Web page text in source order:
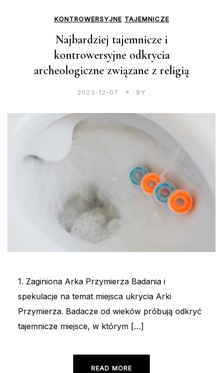
KONTROWERSYJNE TAJEMNICZE
Najbardziej tajemnicze i
kontrowersyjne odkrycia
archeologiczne związane z religią
2023-12-07 BY
1. Zaginiona Arka Przymierza Badania i
spekulacje na temat miejsca ukrycia Arki
Przymierza. Badacze od wieków próbują odkryć
tajemnicze miejsce, w którym […]
READ MORE